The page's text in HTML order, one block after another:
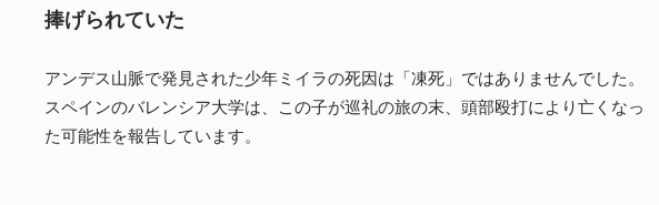
捧げられていた
アンデス山脈で発見された少年ミイラの死因は「凍死」ではありませんでした。
スペインのバレンシア大学は、この子が巡礼の旅の末、頭部殴打により亡くなっ
た可能性を報告しています。